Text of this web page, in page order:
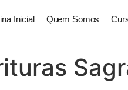
Inicial Quem Somos